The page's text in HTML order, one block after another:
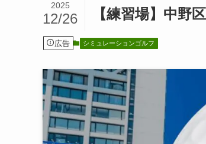
【練習場】中野
2025
12/26
広告 シミュレーションゴルフ